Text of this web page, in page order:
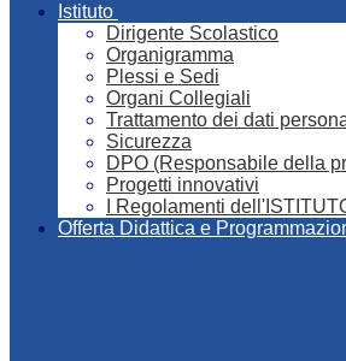
Istituto
Dirigente Scolastico
Organigramma
Plessi e Sedi
Organi Collegiali
Trattamento dei dati
Sicurezza
DPO (Responsabile della
Progetti innovativi
I Regolamenti
Offerta Didattica e